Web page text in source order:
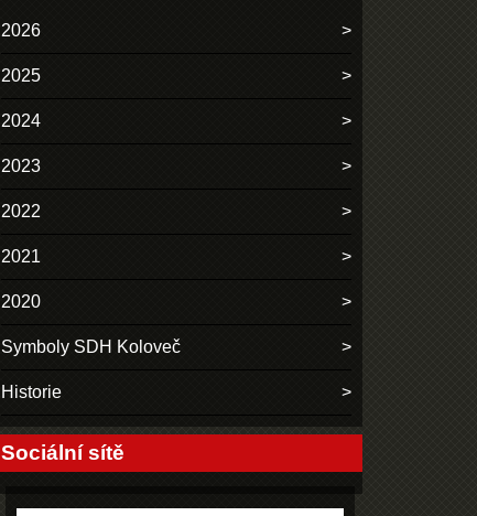
2026
2025
2024
2023
2022
2021
2020
Symboly SDH Koloveč
Historie
Sociální sítě